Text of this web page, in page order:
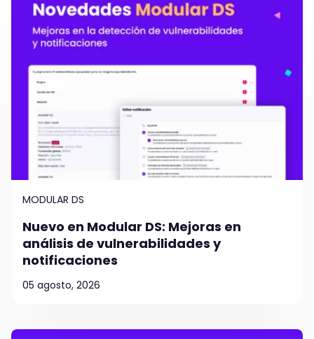
MODULAR DS
Nuevo en Modular DS: Mejoras en
análisis de vulnerabilidades y
notificaciones
05 agosto, 2026